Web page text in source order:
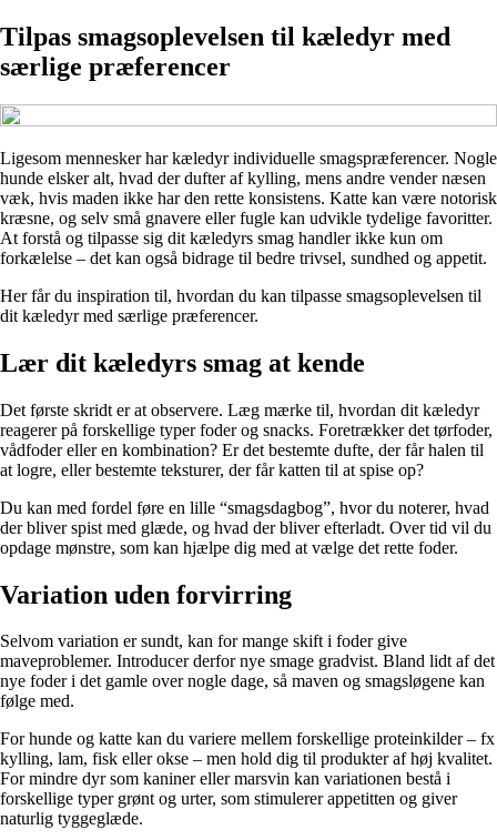
Tilpas smagsoplevelsen til kæledyr med
særlige præferencer
Ligesom mennesker har kæledyr individuelle smagspræferencer. Nogle
hunde elsker alt, hvad der dufter af kylling, mens andre vender næsen
væk, hvis maden ikke har den rette konsistens. Katte kan være notorisk
kræsne, og selv små gnavere eller fugle kan udvikle tydelige favoritter.
At forstå og tilpasse sig dit kæledyrs smag handler ikke kun om
forkælelse – det kan også bidrage til bedre trivsel, sundhed og appetit.
Her får du inspiration til, hvordan du kan tilpasse smagsoplevelsen til
dit kæledyr med særlige præferencer.
Lær dit kæledyrs smag at kende
Det første skridt er at observere. Læg mærke til, hvordan dit kæledyr
reagerer på forskellige typer foder og snacks. Foretrækker det tørfoder,
vådfoder eller en kombination? Er det bestemte dufte, der får halen til
at logre, eller bestemte teksturer, der får katten til at spise op?
Du kan med fordel føre en lille “smagsdagbog”, hvor du noterer, hvad
der bliver spist med glæde, og hvad der bliver efterladt. Over tid vil du
opdage mønstre, som kan hjælpe dig med at vælge det rette foder.
Variation uden forvirring
Selvom variation er sundt, kan for mange skift i foder give
maveproblemer. Introducer derfor nye smage gradvist. Bland lidt af det
nye foder i det gamle over nogle dage, så maven og smagsløgene kan
følge med.
For hunde og katte kan du variere mellem forskellige proteinkilder – fx
kylling, lam, fisk eller okse – men hold dig til produkter af høj kvalitet.
For mindre dyr som kaniner eller marsvin kan variationen bestå i
forskellige typer grønt og urter, som stimulerer appetitten og giver
naturlig tyggeglæde.